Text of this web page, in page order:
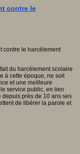
contre le
du harcèlement scolaire
à cette époque, ne soit
et une meilleure
service public, en lien
près de 10 ans ses
de libérer la parole et